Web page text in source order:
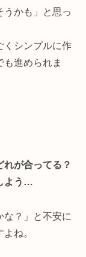
うかも」と思っ
くシンプルに作
進められま
れが合ってる？
よう…
な？」と不安に
ね。